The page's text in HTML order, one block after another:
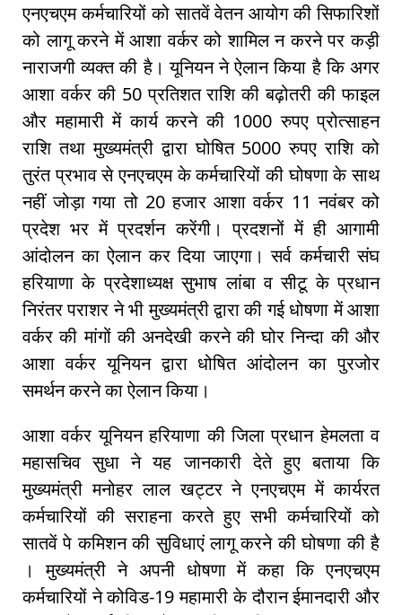
एनएचएम कर्मचारियों को सातवें वेतन आयोग की सिफारिशों
को लागू करने में आशा वर्कर को शामिल न करने पर कड़ी
नाराजगी व्यक्त की है। यूनियन ने ऐलान किया है कि अगर
आशा वर्कर की 50 प्रतिशत राशि की बढ़ोतरी की फाइल
और महामारी में कार्य करने की 1000 रुपए प्रोत्साहन
राशि तथा मुख्यमंत्री द्वारा घोषित 5000 रुपए राशि को
तुरंत प्रभाव से एनएचएम के कर्मचारियों की घोषणा के साथ
नहीं जोड़ा गया तो 20 हजार आशा वर्कर 11 नवंबर को
प्रदेश भर में प्रदर्शन करेंगी। प्रदशनों में ही आगामी
आंदोलन का ऐलान कर दिया जाएगा। सर्व कर्मचारी संघ
हरियाणा के प्रदेशाध्यक्ष सुभाष लांबा व सीटू के प्रधान
निरंतर पराशर ने भी मुख्यमंत्री द्वारा की गई धोषणा में आशा
वर्कर की मांगों की अनदेखी करने की घोर निन्दा की और
आशा वर्कर यूनियन द्वारा धोषित आंदोलन का पुरजोर
समर्थन करने का ऐलान किया।
आशा वर्कर यूनियन हरियाणा की जिला प्रधान हेमलता व
महासचिव सुधा ने यह जानकारी देते हुए बताया कि
मुख्यमंत्री मनोहर लाल खट्टर ने एनएचएम में कार्यरत
कर्मचारियों की सराहना करते हुए सभी कर्मचारियों को
सातवें पे कमिशन की सुविधाएं लागू करने की घोषणा की है
। मुख्यमंत्री ने अपनी धोषणा में कहा कि एनएचएम
कर्मचारियों ने कोविड-19 महामारी के दौरान ईमानदारी और